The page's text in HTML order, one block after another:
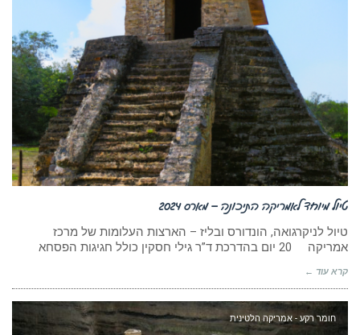
טיול מיוחד לאמריקה התיכונה – מארס 2024
טיול לניקרגואה, הונדורס ובליז – הארצות העלומות של מרכז
אמריקה 20 יום בהדרכת ד”ר גילי חסקין כולל חגיגות הפסחא
קרא עוד ←
חומר רקע - אמריקה הלטינית